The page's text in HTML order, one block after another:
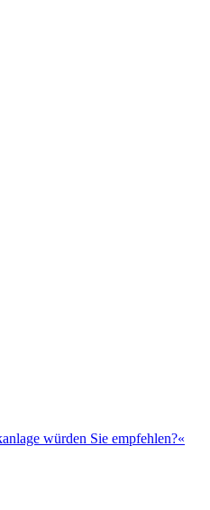
würden Sie empfehlen?«